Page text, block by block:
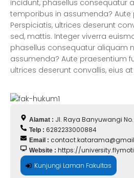
incidunt, phasellus consequatur
temporibus in assumenda? Aute
Perspiciatis, ultrices deserunt
sed, mattis. Integer viverra
phasellus consequatur aliquam
assumenda? Aute praesentium
ultrices deserunt convallis, eius
Alamat : Jl. Raya Banyuwangi
Telp : 6282233000884
Email :
Website : https://
Kunjungi Laman Fakultas